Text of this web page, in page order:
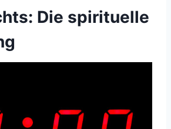
Die spirituelle